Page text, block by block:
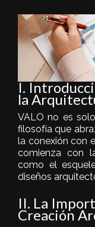
I.
la
VALO no es
filosofía que
la conexión con
comienza con
como el
diseños
II. La
Creación